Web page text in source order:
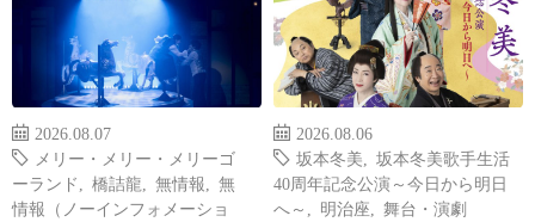
2026.08.07
メリー・メリー・メリーゴ
ーランド
橋詰龍 無情報
無
情報（ノーインフォメーショ
2026.08.06
坂本冬美
坂本冬美歌手生活
40周年記念公演～今日から明日
へ～
明治座 舞台・演劇